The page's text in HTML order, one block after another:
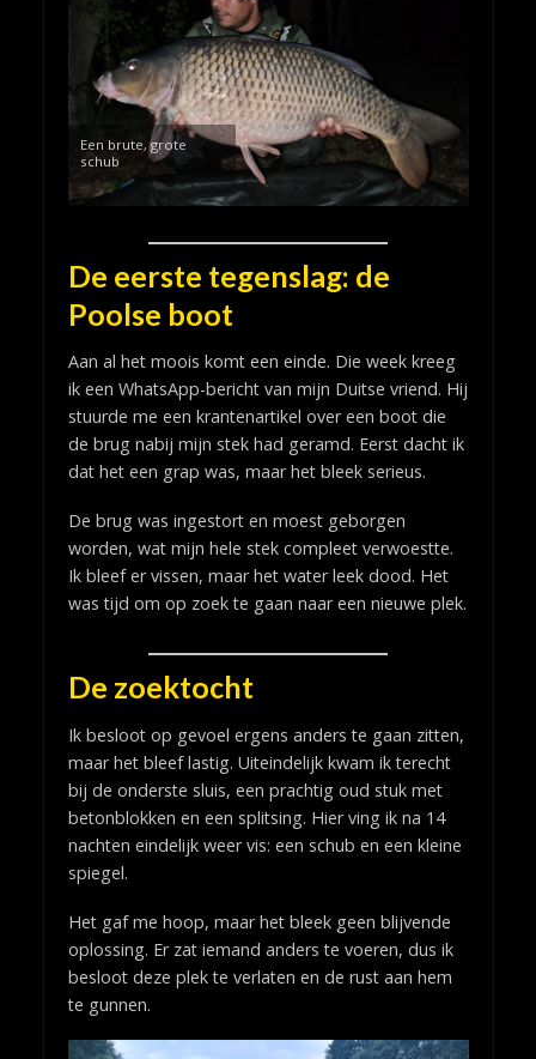
Een brute, grote
schub
De eerste tegenslag: de
Poolse boot
Aan al het moois komt een einde. Die week kreeg
ik een WhatsApp-bericht van mijn Duitse vriend. Hij
stuurde me een krantenartikel over een boot die
de brug nabij mijn stek had geramd. Eerst dacht ik
dat het een grap was, maar het bleek serieus.
De brug was ingestort en moest geborgen
worden, wat mijn hele stek compleet verwoestte.
Ik bleef er vissen, maar het water leek dood. Het
was tijd om op zoek te gaan naar een nieuwe plek.
De zoektocht
Ik besloot op gevoel ergens anders te gaan zitten,
maar het bleef lastig. Uiteindelijk kwam ik terecht
bij de onderste sluis, een prachtig oud stuk met
betonblokken en een splitsing. Hier ving ik na 14
nachten eindelijk weer vis: een schub en een kleine
spiegel.
Het gaf me hoop, maar het bleek geen blijvende
oplossing. Er zat iemand anders te voeren, dus ik
besloot deze plek te verlaten en de rust aan hem
te gunnen.